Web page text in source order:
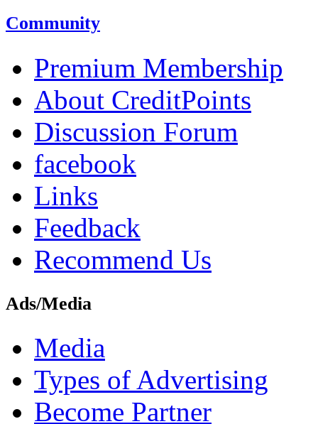
Community
Premium Membership
About CreditPoints
Discussion Forum
facebook
Links
Feedback
Recommend Us
Ads/Media
Media
Types of Advertising
Become Partner